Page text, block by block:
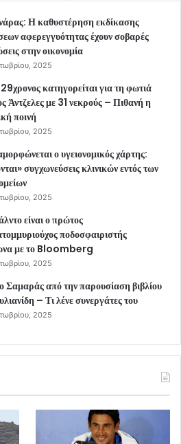
Η καθυστέρηση εκδίκασης
αφερεγγυότητας έχουν σοβαρές
στην οικονομία
2025
κατηγορείται για τη φωτιά
Άντζελες με 31 νεκρούς – Πιθανή η
ποινή
2025
ο υγειονομικός χάρτης:
συγχωνεύσεις κλινικών εντός των
2025
είναι ο πρώτος
ποδοσφαιριστής
με το Bloomberg
2025
Σαμαράς από την παρουσίαση βιβλίου
– Τι λένε συνεργάτες του
2025